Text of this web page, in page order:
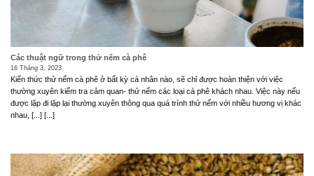
Các thuật ngữ trong thử nếm cà phê
16 Tháng 3, 2023
Kiến thức thử nếm cà phê ở bất kỳ cá nhân nào, sẽ chỉ được hoàn thiện với việc
thường xuyên kiểm tra cảm quan- thử nếm các loại cà phê khách nhau. Việc này nếu
được lặp đi lặp lại thường xuyên thông qua quá trình thử nếm với nhiều hương vị khác
nhau, [...] [...]